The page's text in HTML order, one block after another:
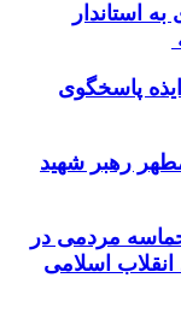
استاندار
پاسخگوی
رهبر شهید
مردمی در
اسلامی